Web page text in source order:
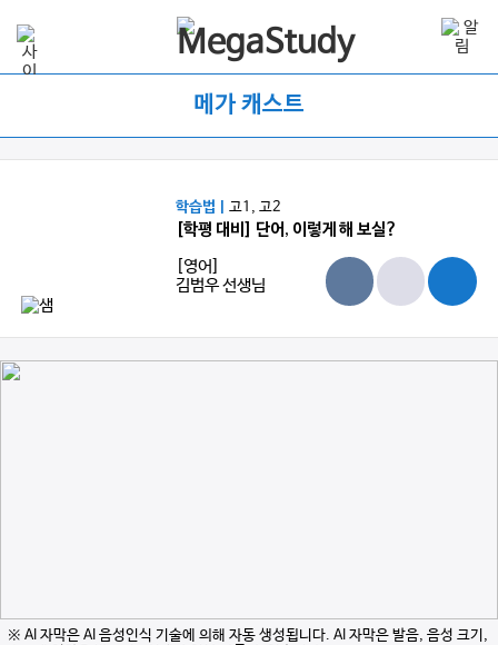
메가 캐스트
학습법 |고1, 고2
[학평 대비] 단어, 이렇게 해 보실?
[영어]
김범우 선생님
※ AI 자막은 AI 음성인식 기술에 의해 자동 생성됩니다. AI 자막은 발음, 음성 크기,